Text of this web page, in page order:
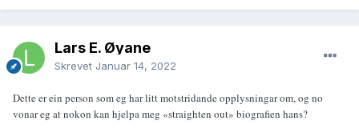
Lars E. Øyane
Skrevet Januar 14, 2022
Dette er ein person som eg har litt motstridande opplysningar om, og no
vonar eg at nokon kan hjelpa meg «straighten out» biografien hans?